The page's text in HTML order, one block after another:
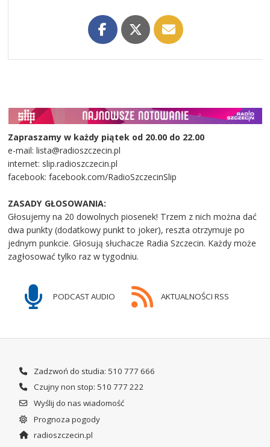
Zapraszamy w każdy piątek od 20.00 do 22.00
e-mail: lista@radioszczecin.pl
internet: slip.radioszczecin.pl
facebook: facebook.com/RadioSzczecinSlip
ZASADY GŁOSOWANIA:
Głosujemy na 20 dowolnych piosenek! Trzem z nich można dać
dwa punkty (dodatkowy punkt to joker), reszta otrzymuje po
jednym punkcie. Głosują słuchacze Radia Szczecin. Każdy może
zagłosować tylko raz w tygodniu.
PODCAST AUDIO AKTUALNOŚCI RSS
Zadzwoń do studia: 510 777 666
Czujny non stop: 510 777 222
Wyślij do nas wiadomość
Prognoza pogody
radioszczecin.pl